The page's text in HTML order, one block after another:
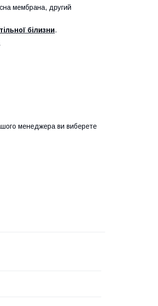
мембрана, другий
білизни.
менеджера ви виберете